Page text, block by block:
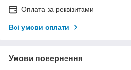
Оплата за реквізитами
Всі умови оплати
Умови повернення